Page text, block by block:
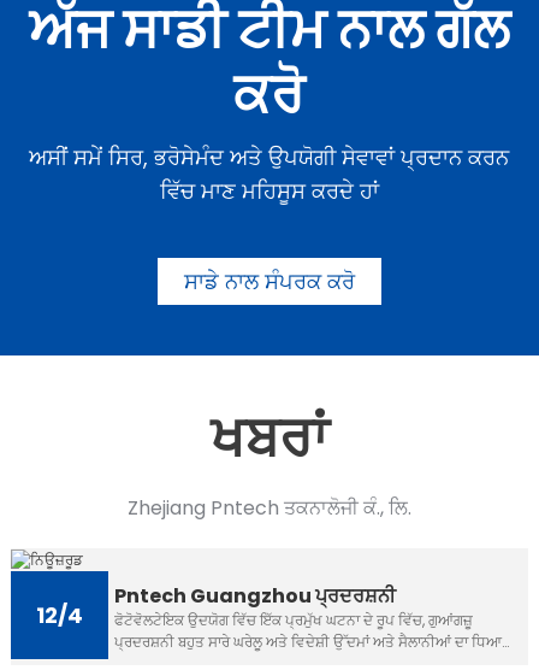
ਅੱਜ ਸਾਡੀ ਟੀਮ ਨਾਲ ਗੱਲ
ਕਰੋ
ਅਸੀਂ ਸਮੇਂ ਸਿਰ, ਭਰੋਸੇਮੰਦ ਅਤੇ ਉਪਯੋਗੀ ਸੇਵਾਵਾਂ ਪ੍ਰਦਾਨ ਕਰਨ
ਵਿੱਚ ਮਾਣ ਮਹਿਸੂਸ ਕਰਦੇ ਹਾਂ
ਸਾਡੇ ਨਾਲ ਸੰਪਰਕ ਕਰੋ
ਖਬਰਾਂ
Zhejiang Pntech ਤਕਨਾਲੋਜੀ ਕੰ., ਲਿ.
12/4
Pntech Guangzhou ਪ੍ਰਦਰਸ਼ਨੀ
ਫੋਟੋਵੋਲਟੇਇਕ ਉਦਯੋਗ ਵਿੱਚ ਇੱਕ ਪ੍ਰਮੁੱਖ ਘਟਨਾ ਦੇ ਰੂਪ ਵਿੱਚ, ਗੁਆਂਗਜ਼ੂ
ਪ੍ਰਦਰਸ਼ਨੀ ਬਹੁਤ ਸਾਰੇ ਘਰੇਲੂ ਅਤੇ ਵਿਦੇਸ਼ੀ ਉੱਦਮਾਂ ਅਤੇ ਸੈਲਾਨੀਆਂ ਦਾ ਧਿਆਨ